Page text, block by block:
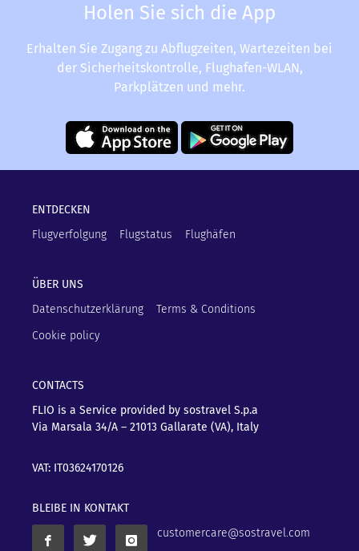
Holen Sie sich die App
Erhalten Sie Zugang zu Abflugzeiten, Wartezeiten bei
der Sicherheitskontrolle, Flughafen-WLAN,
Parkplätzen und mehr.
ENTDECKEN
Flugverfolgung
Flugstatus Flughäfen
ÜBER UNS
Datenschutzerklärung
Terms & Conditions
Cookie policy
CONTACTS
FLIO is a Service provided by sostravel S.p.a
Via Marsala 34/A – 21013 Gallarate (VA), Italy
VAT: IT03624170126
BLEIBE IN KONTAKT
customercare@sostravel.com